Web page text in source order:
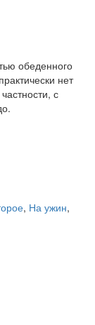
обеденного
нет
с
, На ужин,